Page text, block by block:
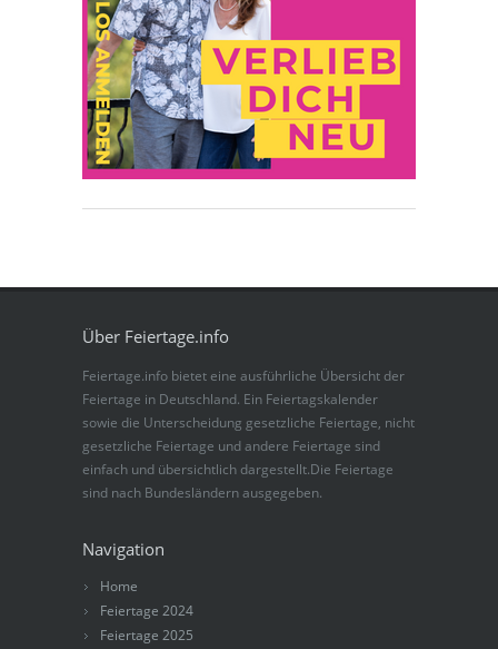
Über Feiertage.info
Feiertage.info bietet eine ausführliche Übersicht der
Feiertage in Deutschland. Ein Feiertagskalender
sowie die Unterscheidung gesetzliche Feiertage, nicht
gesetzliche Feiertage und andere Feiertage sind
einfach und übersichtlich dargestellt.Die Feiertage
sind nach Bundesländern ausgegeben.
Navigation
Home
Feiertage 2024
Feiertage 2025